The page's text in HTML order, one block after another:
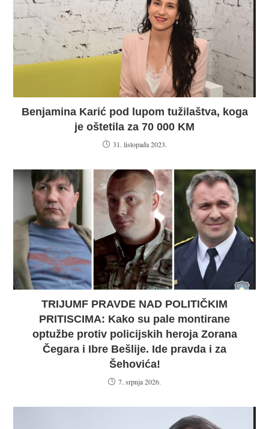
Benjamina Karić pod lupom tužilaštva, koga
je oštetila za 70 000 KM
31. listopada 2023.
TRIJUMF PRAVDE NAD POLITIČKIM
PRITISCIMA: Kako su pale montirane
optužbe protiv policijskih heroja Zorana
Čegara i Ibre Bešlije. Ide pravda i za
Šehovića!
7. srpnja 2026.